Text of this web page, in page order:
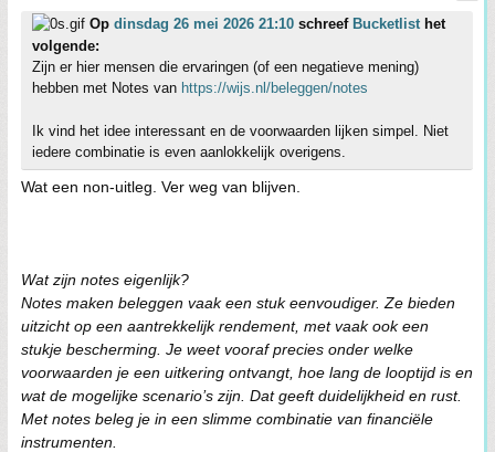
Op dinsdag 26 mei 2026 21:10 schreef Bucketlisthet
volgende:
Zijn er hier mensen die ervaringen (of een negatieve mening)
hebben met Notes van https://wijs.nl/beleggen/notes
Ik vind het idee interessant en de voorwaarden lijken simpel. Niet
iedere combinatie is even aanlokkelijk overigens.
Wat een non-uitleg. Ver weg van blijven.
Wat zijn notes eigenlijk?
Notes maken beleggen vaak een stuk eenvoudiger. Ze bieden
uitzicht op een aantrekkelijk rendement, met vaak ook een
stukje bescherming. Je weet vooraf precies onder welke
voorwaarden je een uitkering ontvangt, hoe lang de looptijd is en
wat de mogelijke scenario’s zijn. Dat geeft duidelijkheid en rust.
Met notes beleg je in een slimme combinatie van financiële
instrumenten.